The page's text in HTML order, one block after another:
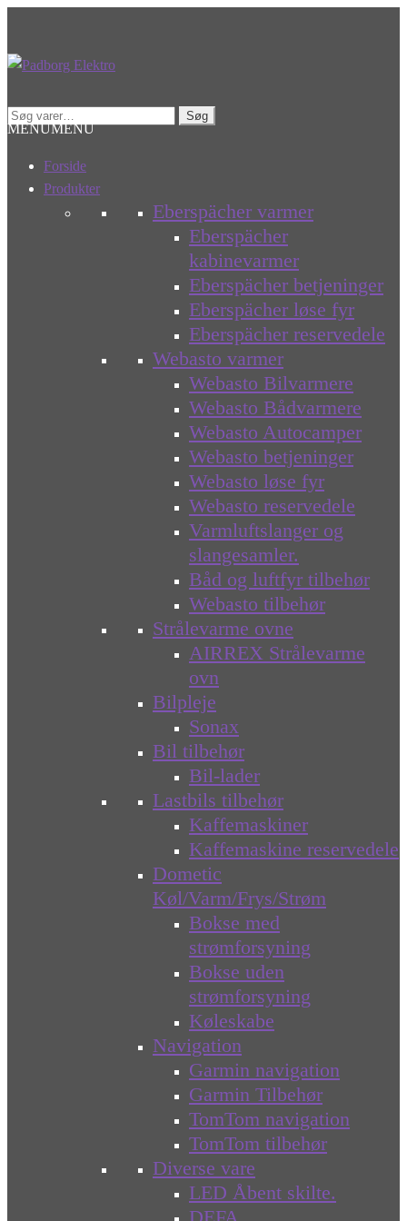
Spring
Spring
Søg
efter:
Søg
MENUMENU
Forside
Produkter
Eberspächer varmer
Eberspächer
kabinevarmer
Eberspächer betjeninger
Eberspächer løse fyr
Eberspächer reservedele
Webasto varmer
Webasto Bilvarmere
Webasto Bådvarmere
Webasto Autocamper
Webasto betjeninger
Webasto løse fyr
Webasto reservedele
Varmluftslanger og
slangesamler.
Båd og luftfyr tilbehør
Webasto tilbehør
Strålevarme ovne
AIRREX Strålevarme
ovn
Bilpleje
Sonax
Bil tilbehør
Bil-lader
Lastbils tilbehør
Kaffemaskiner
Kaffemaskine reservedele
Dometic
Køl/Varm/Frys/Strøm
Bokse med
strømforsyning
Bokse uden
strømforsyning
Køleskabe
Navigation
Garmin navigation
Garmin Tilbehør
TomTom navigation
TomTom tilbehør
Diverse vare
LED Åbent skilte.